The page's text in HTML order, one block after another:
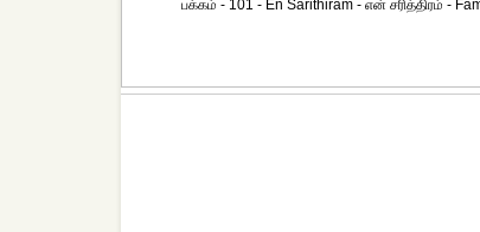
பக்கம் - 101 - En Sarithiram - என் சரித்திரம் -